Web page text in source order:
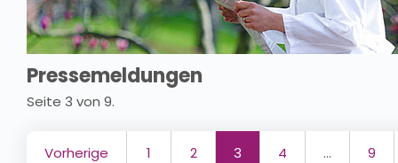
Pressemeldungen
Seite 3 von 9.
Vorherige 1 2 3 4 … 9